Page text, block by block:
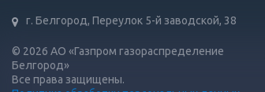
г. Белгород, Переулок 5-й заводской, 38
© 2026 АО «Газпром газораспределение
Белгород»
Все права защищены.